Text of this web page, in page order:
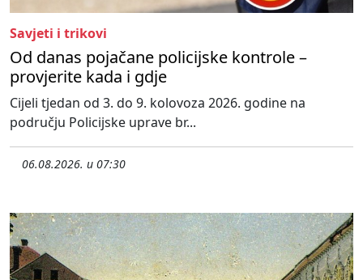
Savjeti i trikovi
Od danas pojačane policijske kontrole –
provjerite kada i gdje
Cijeli tjedan od 3. do 9. kolovoza 2026. godine na
području Policijske uprave br...
06.08.2026. u 07:30